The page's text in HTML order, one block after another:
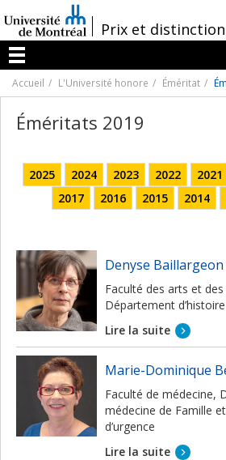
au
contenu
/Prix et
Menu
Accueil L'Université honore Éméritat
Éméritats 2019
2025 2024 2023 2022 2021
2017
2016 2015 2014
Denyse Baillargeon
Faculté des arts et des
Département d’histoire
Lire la suite
Marie-Dominique
Faculté de médecine,
médecine de Famille
d’urgence
Lire la suite